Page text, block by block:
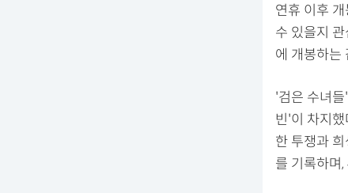
연휴 이후
수 있을지
에 개봉하는
'검은 수녀
빈'이 차지
한 투쟁과
를 기록하며